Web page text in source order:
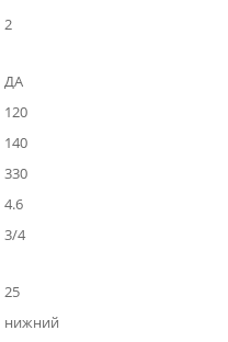
2
ДА
120
140
330
4.6
3/4
25
нижний